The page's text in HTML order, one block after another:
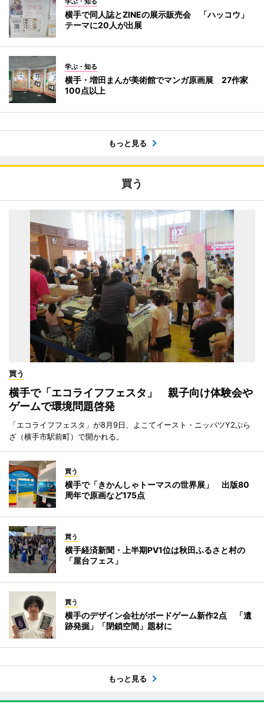
横手で同人誌とZINEの展示販売会 「ハッコウ」
テーマに20人が出展
学ぶ・知る
横手・増田まんが美術館でマンガ原画展 27作家
100点以上
もっと見る
買う
買う
横手で「エコライフフェスタ」 親子向け体験会や
ゲームで環境問題啓発
「エコライフフェスタ」が8月9日、よこてイースト・ニッパツY2ぷら
ざ（横手市駅前町）で開かれる。
買う
横手で「きかんしゃトーマスの世界展」 出版80
周年で原画など175点
買う
横手経済新聞・上半期PV1位は秋田ふるさと村の
「屋台フェス」
買う
横手のデザイン会社がボードゲーム新作2点 「遺
跡発掘」「閉鎖空間」題材に
もっと見る